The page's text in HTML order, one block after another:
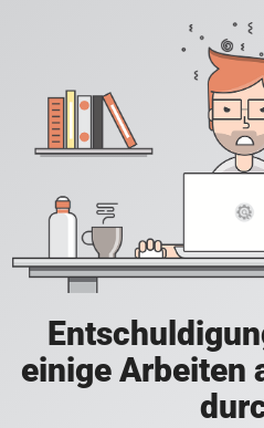
einige Arbeiten